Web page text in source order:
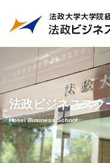
法政ビジネススク
Hosei Business School